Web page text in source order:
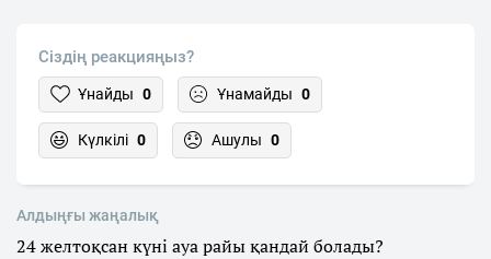
Сіздің реакцияңыз?
Ұнайды 0 Ұнамайды 0
Күлкілі 0 Ашулы 0
Алдыңғы жаңалық
24 желтоқсан күні ауа райы қандай болады?